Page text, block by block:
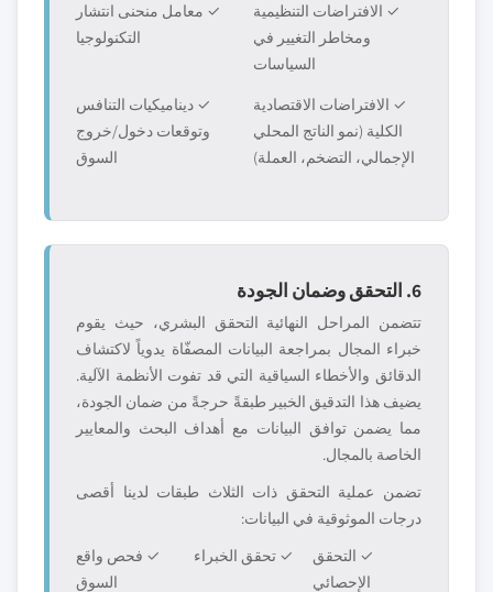
✓ الافتراضات التنظيمية
ومخاطر التغيير في
السياسات
✓ معامل منحنى انتشار
التكنولوجيا
✓ الافتراضات الاقتصادية
الكلية (نمو الناتج المحلي
الإجمالي، التضخم، العملة)
✓ ديناميكيات التنافس
وتوقعات دخول/خروج
السوق
6. التحقق وضمان الجودة
تتضمن المراحل النهائية التحقق البشري، حيث يقوم
خبراء المجال بمراجعة البيانات المصفّاة يدوياً لاكتشاف
الدقائق والأخطاء السياقية التي قد تفوت الأنظمة الآلية.
يضيف هذا التدقيق الخبير طبقةً حرجةً من ضمان الجودة،
مما يضمن توافق البيانات مع أهداف البحث والمعايير
الخاصة بالمجال.
تضمن عملية التحقق ذات الثلاث طبقات لدينا أقصى
درجات الموثوقية في البيانات:
✓ التحقق
الإحصائي
✓ تحقق الخبراء
✓ فحص واقع
السوق